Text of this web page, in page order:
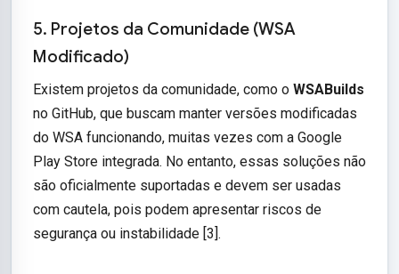
5. Projetos da Comunidade (WSA
Modificado)
Existem projetos da comunidade, como o WSABuilds
no GitHub, que buscam manter versões modificadas
do WSA funcionando, muitas vezes com a Google
Play Store integrada. No entanto, essas soluções não
são oficialmente suportadas e devem ser usadas
com cautela, pois podem apresentar riscos de
segurança ou instabilidade [3].